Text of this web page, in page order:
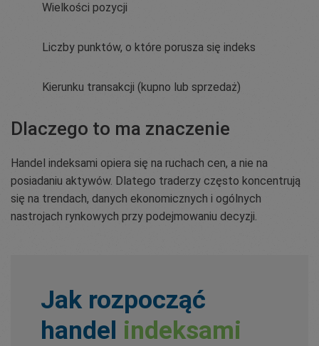
Wielkości pozycji
Liczby punktów, o które porusza się indeks
Kierunku transakcji (kupno lub sprzedaż)
Dlaczego to ma znaczenie
Handel indeksami opiera się na ruchach cen, a nie na
posiadaniu aktywów. Dlatego traderzy często koncentrują
się na trendach, danych ekonomicznych i ogólnych
nastrojach rynkowych przy podejmowaniu decyzji.
Jak rozpocząć
handel indeksami